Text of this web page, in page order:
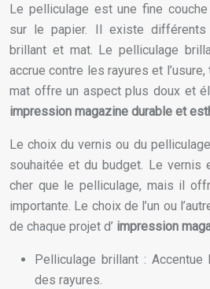
Le pelliculage est une fine
sur le papier. Il existe
brillant et mat. Le pelliculage
accrue contre les rayures et
mat offre un aspect plus doux et
impression magazine durable et
Le choix du vernis ou du
souhaitée et du budget. Le vernis
cher que le pelliculage, mais il
importante. Le choix de l’un ou
de chaque projet d’ impression
Pelliculage brillant :
des rayures.